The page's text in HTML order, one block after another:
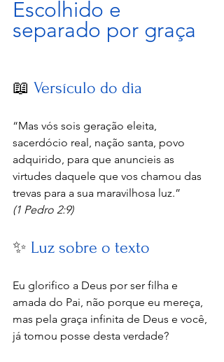
Escolhido e
separado por graça
📖 Versículo do dia
“Mas vós sois geração eleita,
sacerdócio real, nação santa, povo
adquirido, para que anuncieis as
virtudes daquele que vos chamou das
trevas para a sua maravilhosa luz.”
(1 Pedro 2:9)
✨ Luz sobre o texto
Eu glorifico a Deus por ser filha e
amada do Pai, não porque eu mereça,
mas pela graça infinita de Deus e você,
já tomou posse desta verdade?